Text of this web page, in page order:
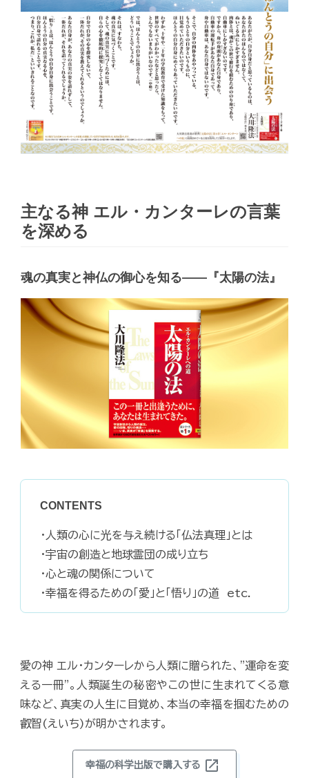
主なる神 エル・カンターレの言葉
を深める
魂の真実と神仏の御心を知る――『太陽の法』
CONTENTS
・人類の心に光を与え続ける「仏法真理」とは
・宇宙の創造と地球霊団の成り立ち
・心と魂の関係について
・幸福を得るための「愛」と「悟り」の道 etc.
愛の神 エル・カンターレから人類に贈られた、"運命を変
える一冊"。人類誕生の秘密やこの世に生まれてくる意
味など、真実の人生に目覚め、本当の幸福を掴むための
叡智(えいち)が明かされます。
幸福の科学出版で購入する open_in_new